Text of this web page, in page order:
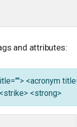
and attributes:
<acronym
<strong>